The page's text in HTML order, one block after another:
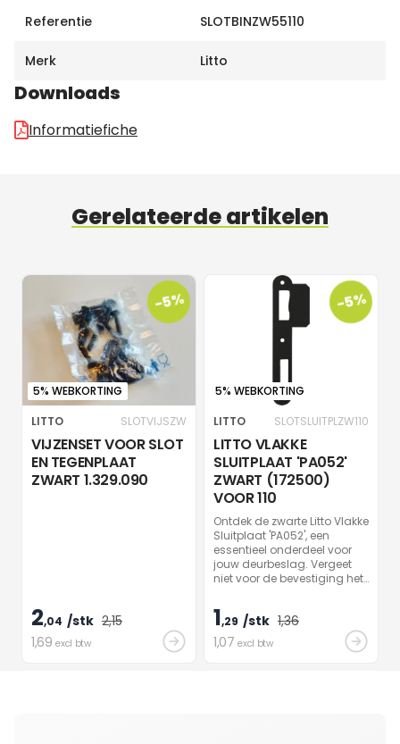
Referentie SLOTBINZW55110
Merk Litto
Downloads
Informatiefiche
Gerelateerde artikelen
-5%
5% WEBKORTING
LITTO
SLOTVIJSZW
VIJZENSET VOOR SLOT
EN TEGENPLAAT
ZWART 1.329.090
2,04 /stk 2,15
1,69 excl btw
-5%
5% WEBKORTING
LITTO
SLOTSLUITPLZW110
LITTO VLAKKE
SLUITPLAAT 'PA052'
ZWART (172500)
VOOR 110
Ontdek de zwarte Litto Vlakke
Sluitplaat 'PA052', een
essentieel onderdeel voor
jouw deurbeslag. Vergeet
niet voor de bevestiging het
bestellen , art. SLOTVIJSZW
(zie onderaan)
1,29 /stk 1,36
1,07 excl btw